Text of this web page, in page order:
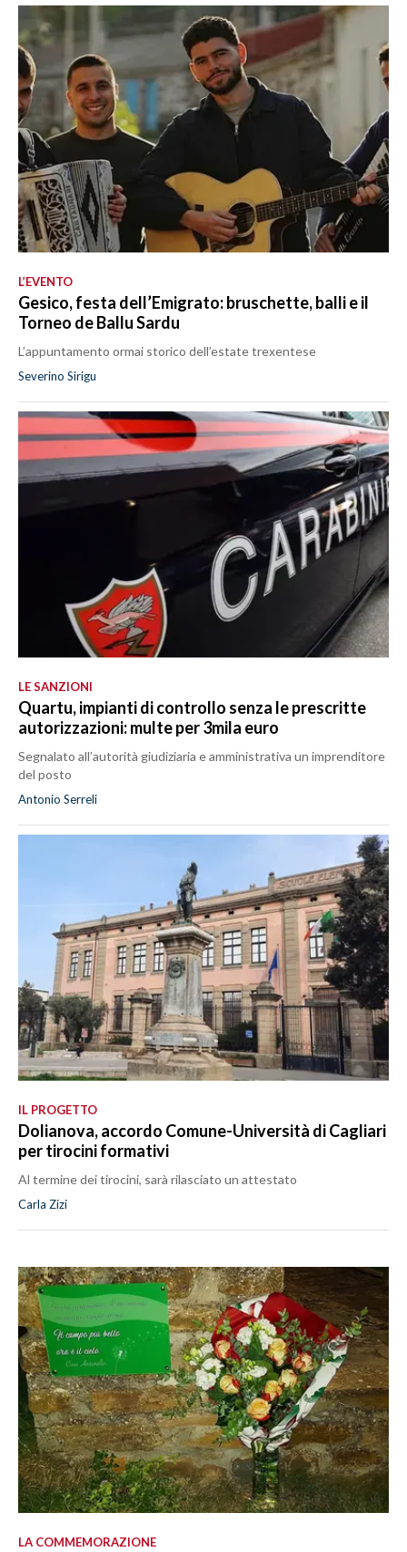
L’EVENTO
Gesico, festa dell’Emigrato: bruschette, balli e il
Torneo de Ballu Sardu
L’appuntamento ormai storico dell’estate trexentese
Severino Sirigu
LE SANZIONI
Quartu, impianti di controllo senza le prescritte
autorizzazioni: multe per 3mila euro
Segnalato all’autorità giudiziaria e amministrativa un imprenditore
del posto
Antonio Serreli
IL PROGETTO
Dolianova, accordo Comune-Università di Cagliari
per tirocini formativi
Al termine dei tirocini, sarà rilasciato un attestato
Carla Zizi
LA COMMEMORAZIONE